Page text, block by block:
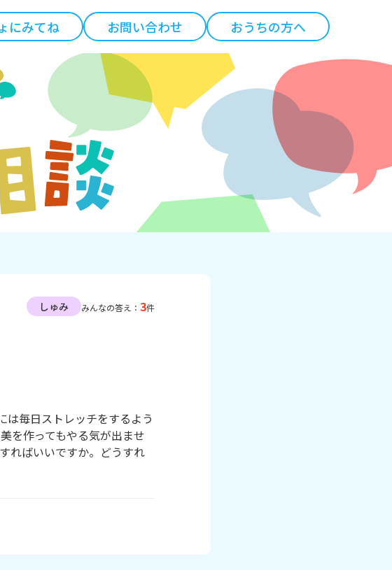
にみてね お問い合わせ おうちの方へ
しゅみ みんなの答え： 3件
は毎日ストレッチをするよう
を作ってもやる気が出ませ
ればいいですか。どうすれ